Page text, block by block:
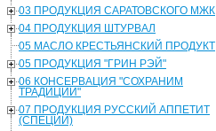
03 ПРОДУКЦИЯ САРАТОВСКОГО МЖК
04 ПРОДУКЦИЯ ШТУРВАЛ
05 МАСЛО КРЕСТЬЯНСКИЙ ПРОДУКТ
05 ПРОДУКЦИЯ "ГРИН РЭЙ"
06 КОНСЕРВАЦИЯ "СОХРАНИМ
ТРАДИЦИИ"
07 ПРОДУКЦИЯ РУССКИЙ АППЕТИТ
(СПЕЦИИ)